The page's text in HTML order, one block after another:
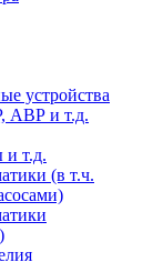
устройства
и т.д.
и т.д.
(в т.ч.